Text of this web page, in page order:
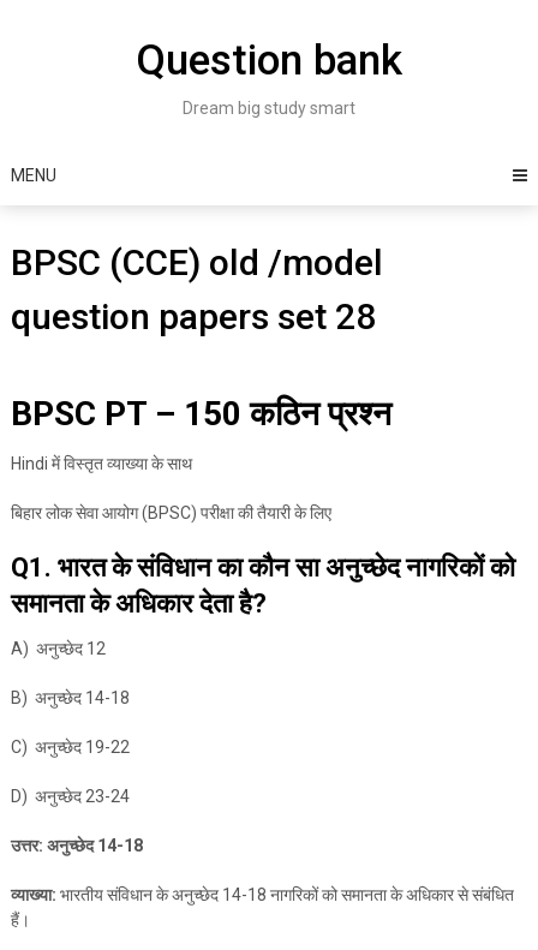
Question bank
Dream big study smart
MENU
BPSC (CCE) old /model
question papers set 28
BPSC PT – 150 कठिन प्रश्न
Hindi में विस्तृत व्याख्या के साथ
बिहार लोक सेवा आयोग (BPSC) परीक्षा की तैयारी के लिए
Q1. भारत के संविधान का कौन सा अनुच्छेद नागरिकों को
समानता के अधिकार देता है?
A) अनुच्छेद 12
B) अनुच्छेद 14-18
C) अनुच्छेद 19-22
D) अनुच्छेद 23-24
उत्तर: अनुच्छेद 14-18
व्याख्या: भारतीय संविधान के अनुच्छेद 14-18 नागरिकों को समानता के अधिकार से संबंधित
हैं।